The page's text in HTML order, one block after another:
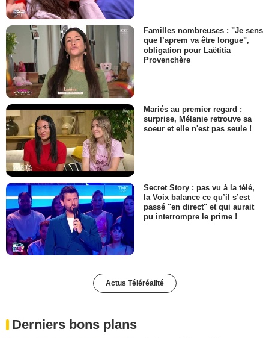
Familles nombreuses : "Je sens
que l’aprem va être longue",
obligation pour Laëtitia
Provenchère
Mariés au premier regard :
surprise, Mélanie retrouve sa
soeur et elle n'est pas seule !
Secret Story : pas vu à la télé,
la Voix balance ce qu’il s’est
passé "en direct" et qui aurait
pu interrompre le prime !
Actus Téléréalité
Derniers bons plans